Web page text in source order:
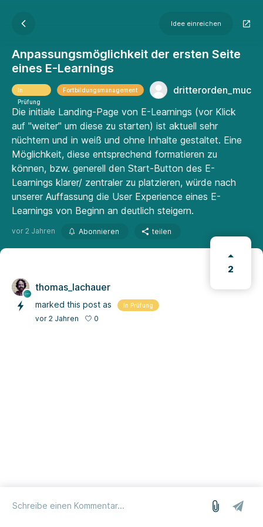
Idee einreichen
Anpassungsmöglichkeit der ersten Seite
eines E-Learnings
In
Prüfung
Fortbildungsmanagement
dritterorden_muc
Die initiale Landing-Page von E-Learnings (vor Klick
auf "weiter" um diese zu starten) ist aktuell sehr
nüchtern und in weiß und ohne Inhalte gestaltet. Eine
Möglichkeit, diese entsprechend formatieren zu
können, bzw. generell den Start-Button des E-
Learnings klarer/ zentraler zu platzieren, würde nach
unserer Auffassung die User Experience eines E-
Learnings von Beginn an deutlich steigern.
vor 2 Jahren Abonnieren teilen
2
thomas_lachauer
marked this post as In Prüfung
vor 2 Jahren 0